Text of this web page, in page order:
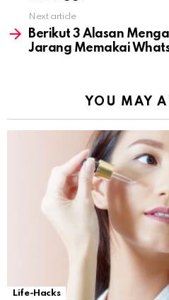
Next article
Berikut 3 Alasan
Jarang Memakai
YOU MAY
Life-Hacks